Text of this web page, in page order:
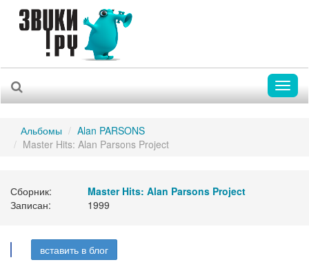
Альбомы
Alan PARSONS
Master Hits: Alan Parsons Project
Сборник:
Master Hits: Alan Parsons Project
Записан:
1999
вставить в блог